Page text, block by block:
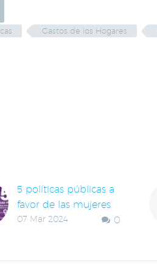
Gastos de los Hogares
5 políticas públicas a
favor de las mujeres
que deben impulsar 0
07 Mar 2024